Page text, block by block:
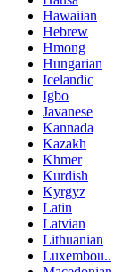
Hawaiian
Hebrew
Hmong
Hungarian
Icelandic
Igbo
Javanese
Kannada
Kazakh
Khmer
Kurdish
Kyrgyz
Latin
Latvian
Lithuanian
Luxembou..